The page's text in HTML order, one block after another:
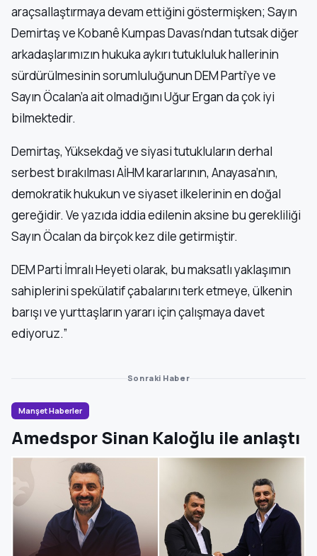
araçsallaştırmaya devam ettiğini göstermişken; Sayın
Demirtaş ve Kobanê Kumpas Davası’ndan tutsak diğer
arkadaşlarımızın hukuka aykırı tutukluluk hallerinin
sürdürülmesinin sorumluluğunun DEM Parti’ye ve
Sayın Öcalan’a ait olmadığını Uğur Ergan da çok iyi
bilmektedir.
Demirtaş, Yüksekdağ ve siyasi tutukluların derhal
serbest bırakılması AİHM kararlarının, Anayasa’nın,
demokratik hukukun ve siyaset ilkelerinin en doğal
gereğidir. Ve yazıda iddia edilenin aksine bu gerekliliği
Sayın Öcalan da birçok kez dile getirmiştir.
DEM Parti İmralı Heyeti olarak, bu maksatlı yaklaşımın
sahiplerini spekülatif çabalarını terk etmeye, ülkenin
barışı ve yurttaşların yararı için çalışmaya davet
ediyoruz.”
Sonraki Haber
Manşet Haberler
Amedspor Sinan Kaloğlu ile anlaştı